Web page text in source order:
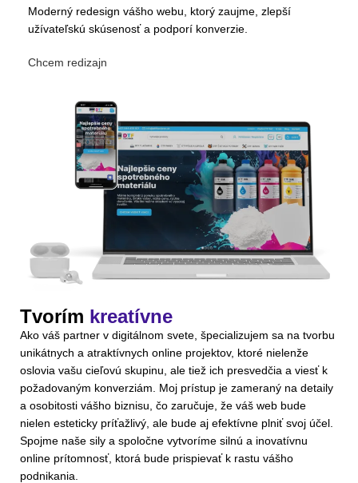
Moderný redesign vášho webu, ktorý zaujme, zlepší
užívateľskú skúsenosť a podporí konverzie.
Chcem redizajn
Tvorím kreatívne
Ako váš partner v digitálnom svete, špecializujem sa na tvorbu
unikátnych a atraktívnych online projektov, ktoré nielenže
oslovia vašu cieľovú skupinu, ale tiež ich presvedčia a viesť k
požadovaným konverziám. Moj prístup je zameraný na detaily
a osobitosti vášho biznisu, čo zaručuje, že váš web bude
nielen esteticky príťažlivý, ale bude aj efektívne plniť svoj účel.
Spojme naše sily a spoločne vytvoríme silnú a inovatívnu
online prítomnosť, ktorá bude prispievať k rastu vášho
podnikania.